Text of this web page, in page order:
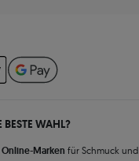
WAHL?
Marken für Schmuck und